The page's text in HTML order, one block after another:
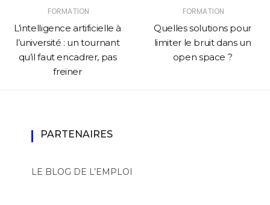
FORMATION
L’intelligence artificielle à
l’université : un tournant
qu’il faut encadrer, pas
freiner
FORMATION
Quelles solutions pour
limiter le bruit dans un
open space ?
PARTENAIRES
LE BLOG DE L’EMPLOI